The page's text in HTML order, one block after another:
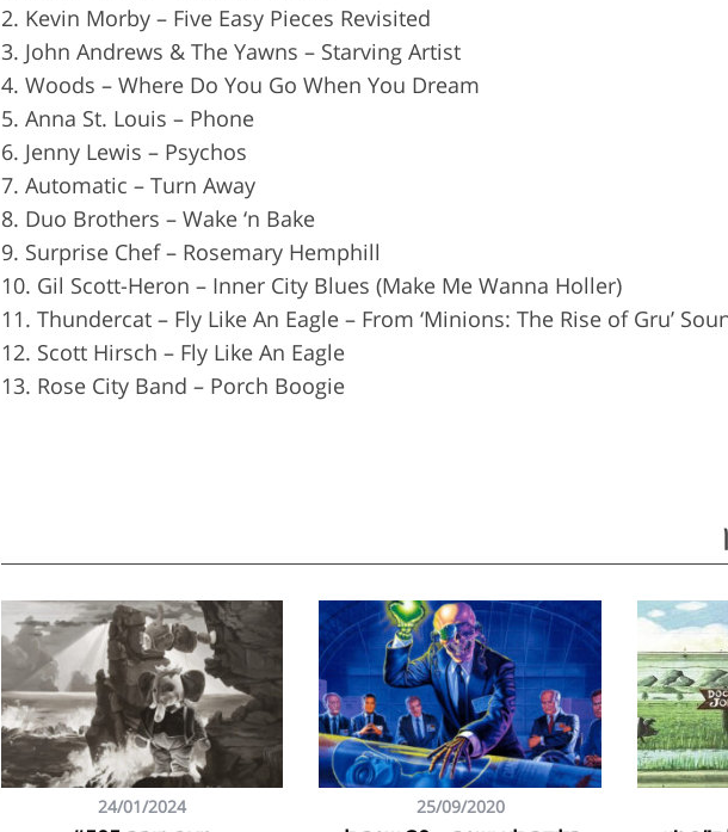
2. Kevin Morby – Five Easy Pieces Revisited
3. John Andrews & The Yawns – Starving Artist
4. Woods – Where Do You Go When You Dream
5. Anna St. Louis – Phone
6. Jenny Lewis – Psychos
7. Automatic – Turn Away
8. Duo Brothers – Wake ‘n Bake
9. Surprise Chef – Rosemary Hemphill
10. Gil Scott-Heron – Inner City Blues (Make Me Wanna Holler)
11. Thundercat – Fly Like An Eagle – From ‘Minions: The Rise of Gru’
12. Scott Hirsch – Fly Like An Eagle
13. Rose City Band – Porch Boogie
25/09/2020
24/01/2024